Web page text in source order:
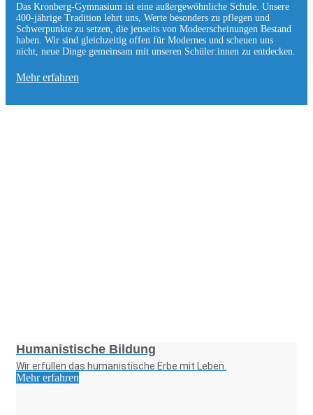
Das Kronberg-Gymnasium ist eine außergewöhnliche Schule. Unsere
400-jährige Tradition lehrt uns, Werte besonders zu pflegen und
Schwerpunkte zu setzen, die jen­seits von Modeerscheinungen Be­stand
haben. Wir sind gleichzeitig offen für Modernes und scheuen uns
nicht, neue Dinge gemeinsam mit unseren Schüler:innen zu entde­cken.
Mehr erfahren
Humanistische Bildung
Wir erfüllen das humanistische Erbe mit Leben.
Mehr erfahren